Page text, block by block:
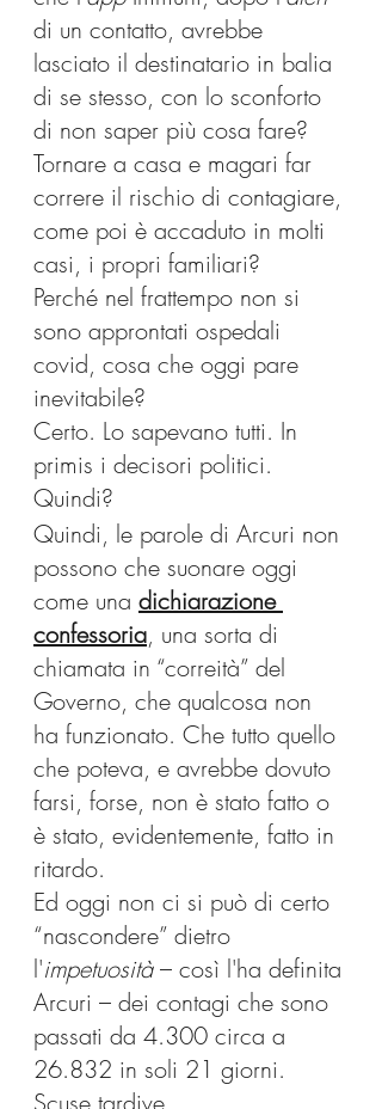
di un contatto, avrebbe
lasciato il destinatario in balia
di se stesso, con lo sconforto
di non saper più cosa fare?
Tornare a casa e magari far
correre il rischio di contagiare,
come poi è accaduto in molti
casi, i propri familiari?
Perché nel frattempo non si
sono approntati ospedali
covid, cosa che oggi pare
inevitabile?
Certo. Lo sapevano tutti. In
primis i decisori politici.
Quindi?
Quindi, le parole di Arcuri non
possono che suonare oggi
come una dichiarazione
confessoria, una sorta di
chiamata in “correità” del
Governo, che qualcosa non
ha funzionato. Che tutto quello
che poteva, e avrebbe dovuto
farsi, forse, non è stato fatto o
è stato, evidentemente, fatto in
ritardo.
Ed oggi non ci si può di certo
“nascondere” dietro
l'impetuosità – così l'ha definita
Arcuri – dei contagi che sono
passati da 4.300 circa a
26.832 in soli 21 giorni.